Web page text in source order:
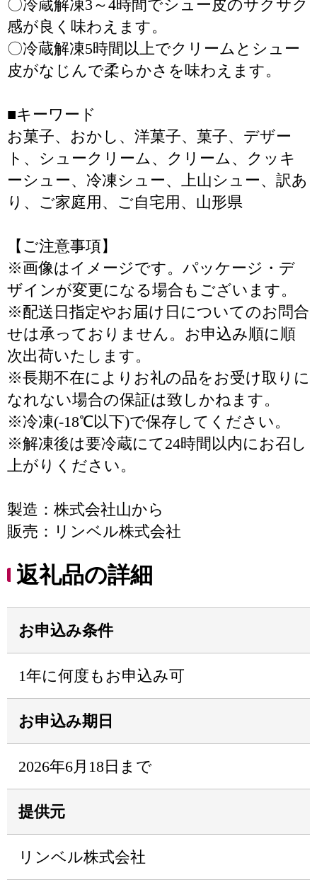
〇冷蔵解凍3～4時間でシュー皮のサクサク
感が良く味わえます。
〇冷蔵解凍5時間以上でクリームとシュー
皮がなじんで柔らかさを味わえます。
■キーワード
お菓子、おかし、洋菓子、菓子、デザー
ト、シュークリーム、クリーム、クッキ
ーシュー、冷凍シュー、上山シュー、訳あ
り、ご家庭用、ご自宅用、山形県
【ご注意事項】
※画像はイメージです。パッケージ・デ
ザインが変更になる場合もございます。
※配送日指定やお届け日についてのお問合
せは承っておりません。お申込み順に順
次出荷いたします。
※長期不在によりお礼の品をお受け取りに
なれない場合の保証は致しかねます。
※冷凍(-18℃以下)で保存してください。
※解凍後は要冷蔵にて24時間以内にお召し
上がりください。
製造：株式会社山から
販売：リンベル株式会社
返礼品の詳細
お申込み条件
1年に何度もお申込み可
お申込み期日
2026年6月18日まで
提供元
リンベル株式会社